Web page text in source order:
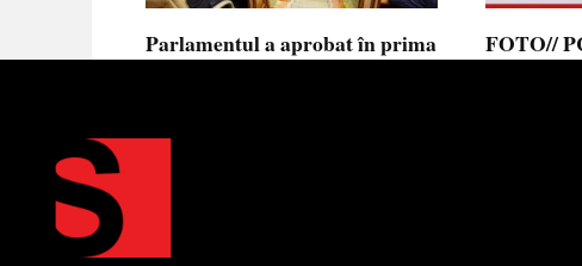
Parlamentul a aprobat în prima
FOTO//
Partidul